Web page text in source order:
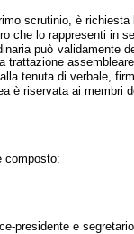
scrutinio, è
che lo rappresenti in
può
trattazione
tenuta di verbale,
è riservata ai membri
composto:
presidente e